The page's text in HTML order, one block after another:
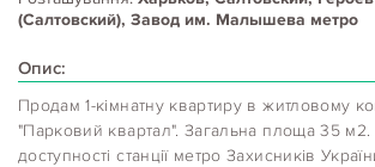
(Салтовский), Завод им. Малышева метро
Опис:
Продам 1-кімнатну квартиру в житловому
"Парковий квартал". Загальна площа 35 м2.
доступності станції метро Захисників